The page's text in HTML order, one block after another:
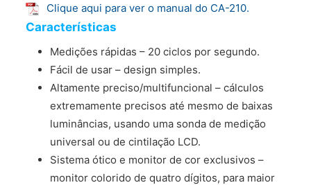
Clique aqui para ver o manual do CA-210.
Características
Medições rápidas – 20 ciclos por segundo.
Fácil de usar – design simples.
Altamente preciso/multifuncional – cálculos
extremamente precisos até mesmo de baixas
luminâncias, usando uma sonda de medição
universal ou de cintilação LCD.
Sistema ótico e monitor de cor exclusivos –
monitor colorido de quatro dígitos, para maior